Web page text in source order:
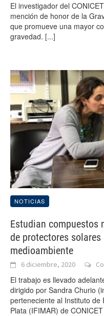
El investigador del
mención de honor de la
que promueve una mayor
gravedad. [...]
NOTICIAS
Estudian compuestos
de protectores
medioambiente
6 diciembre, 2020
El trabajo es llevado
dirigido por Sandra Churio
perteneciente al Instituto de
Plata (IFIMAR) de